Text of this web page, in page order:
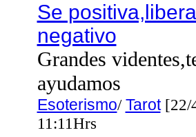
Se
negativo
Grandes
ayudamos
Esoterismo/Tarot[22/
11:11Hrs